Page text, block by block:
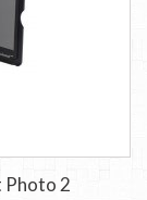
Photo 2